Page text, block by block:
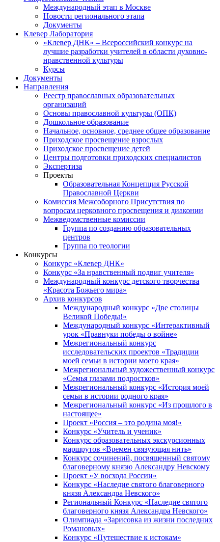
Международный этап в Москве
Новости регионального этапа
Документы
Клевер Лаборатория
«Клевер ДНК» – Всероссийский конкурс на
лучшие разработки учителей в области духовно-
нравственной культуры
Курсы
Документы
Направления
Реестр православных образовательных
организаций
Основы православной культуры (ОПК)
Дошкольное образование
Начальное, основное, среднее общее образование
Приходское просвещение взрослых
Приходское просвещение детей
Центры подготовки приходских специалистов
Экспертиза
Проекты
Образовательная Концепция Русской
Православной Церкви
Комиссия Межсоборного Присутствия по
вопросам церковного просвещения и диаконии
Межведомственные комиссии
Группа по созданию образовательных
центров
Группа по теологии
Конкурсы
Конкурс «Клевер ДНК»
Конкурс «За нравственный подвиг учителя»
Международный конкурс детского творчества
«Красота Божьего мира»
Архив конкурсов
Международный конкурс «Две столицы
Великой Победы!»
Международный конкурс «Интерактивный
урок «Правнуки победы о войне»
Межрегиональный конкурс
исследовательских проектов «Традиции
моей семьи в истории моего края»
Межрегиональный художественный конкурс
«Семья глазами подростков»
Межрегиональный конкурс «История моей
семьи в истории родного края»
Межрегиональный конкурс «Из прошлого в
настоящее»
Проект «Россия – это родина моя!»
Конкурс «Учитель и ученик»
Конкурс образовательных экскурсионных
маршрутов «Времен связующая нить»
Конкурс сочинений, посвященный святому
благоверному князю Александру Невскому
Проект «У восхода России»
Конкурс «Наследие святого благоверного
князя Александра Невского»
Региональный Конкурс «Наследие святого
благоверного князя Александра Невского»
Олимпиада «Зарисовка из жизни последних
Романовых»
Конкурс «Путешествие к истокам»